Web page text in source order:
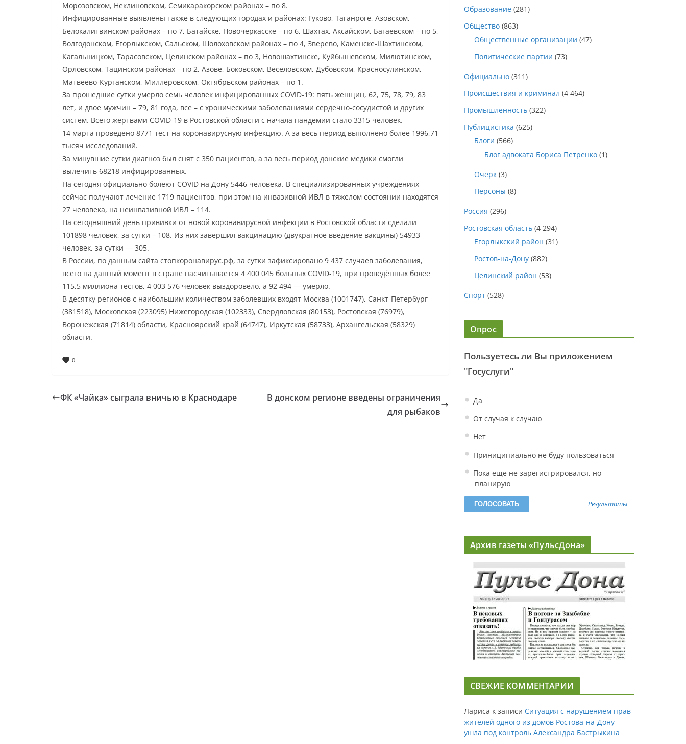
Морозовском, Неклиновском, Семикаракорском районах – по 8.
Инфицированные выявлены также в следующих городах и районах: Гуково, Таганроге, Азовском,
Белокалитвинском районах – по 7, Батайске, Новочеркасске – по 6, Шахтах, Аксайском, Багаевском – по 5,
Волгодонском, Егорлыкском, Сальском, Шолоховском районах – по 4, Зверево, Каменске-Шахтинском,
Кагальницком, Тарасовском, Целинском районах – по 3, Новошахтинске, Куйбышевском, Милютинском,
Орловском, Тацинском районах – по 2, Азове, Боковском, Веселовском, Дубовском, Красносулинском,
Матвеево-Курганском, Миллеровском, Октябрьском районах – по 1.
За прошедшие сутки умерло семь человек инфицированных COVID-19: пять женщин, 62, 75, 78, 79, 83
лет, и двое мужчин – 79, 81 года, все – с хроническими заболеваниями сердечно-сосудистой и других
систем. Всего жертвами COVID-19 в Ростовской области с начала пандемии стало 3315 человек.
14 марта проведено 8771 тест на коронавирусную инфекцию. А за весь период выполнено более 1996,71
тысяч исследований.
За минувшие сутки диагноз был снят с 350 пациентов, а за весь период донские медики смогли
вылечить 68218 инфицированных.
На сегодня официально болеют COVID на Дону 5446 человека. В специализированных учреждениях
сейчас получают лечение 1719 пациентов, при этом на инвазивной ИВЛ в тяжелом состоянии находятся
27 человека, на неинвазивной ИВЛ – 114.
На сегодняшний день прививки от новой коронавирусной инфекции в Ростовской области сделали
101898 человек, за сутки – 108. Из них завершил вакцинацию (двукратное введение вакцины) 54933
человек, за сутки — 305.
В России, по данным сайта стопкоронавирус.рф, за сутки зафиксировано 9 437 случаев заболевания,
всего на данный момент в стране насчитывается 4 400 045 больных COVID-19, при проведённых более
115,5 миллиона тестов, 4 003 576 человек выздоровело, а 92 494 — умерло.
В десятку регионов с наибольшим количеством заболевших входят Москва (1001747), Санкт-Петербург
(381518), Московская (223095) Нижегородская (102333), Свердловская (80153), Ростовская (76979),
Воронежская (71814) области, Красноярский край (64747), Иркутская (58733), Архангельская (58329)
области.
0
ФК «Чайка» сыграла вничью в Краснодаре
В донском регионе введены ограничения
для рыбаков
Образование (281)
Общество (863)
Общественные организации (47)
Политические партии (73)
Официально (311)
Происшествия и криминал (4 464)
Промышленность (322)
Публицистика (625)
Блоги (566)
Блог адвоката Бориса Петренко (1)
Очерк (3)
Персоны (8)
Россия (296)
Ростовская область (4 294)
Егорлыкский район (31)
Ростов-на-Дону (882)
Целинский район (53)
Спорт (528)
Опрос
Пользуетесь ли Вы приложением
"Госуслуги"
Да
От случая к случаю
Нет
Приниципиально не буду пользоваться
Пока еще не зарегистрировался, но
планирую
Результаты
Архив газеты «ПульсДона»
СВЕЖИЕ КОММЕНТАРИИ
Лариса к записи Ситуация с нарушением прав
жителей одного из домов Ростова-на-Дону
ушла под контроль Александра Бастрыкина